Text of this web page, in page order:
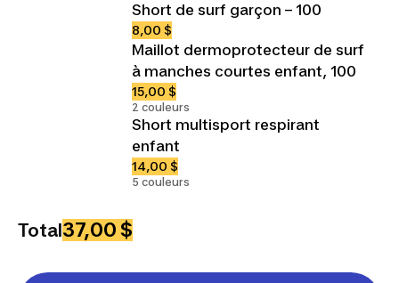
Short de surf garçon – 100
8,00 $
Maillot dermoprotecteur de surf
à manches courtes enfant, 100
15,00 $
2 couleurs
Short multisport respirant
enfant
14,00 $
5 couleurs
Total37,00 $